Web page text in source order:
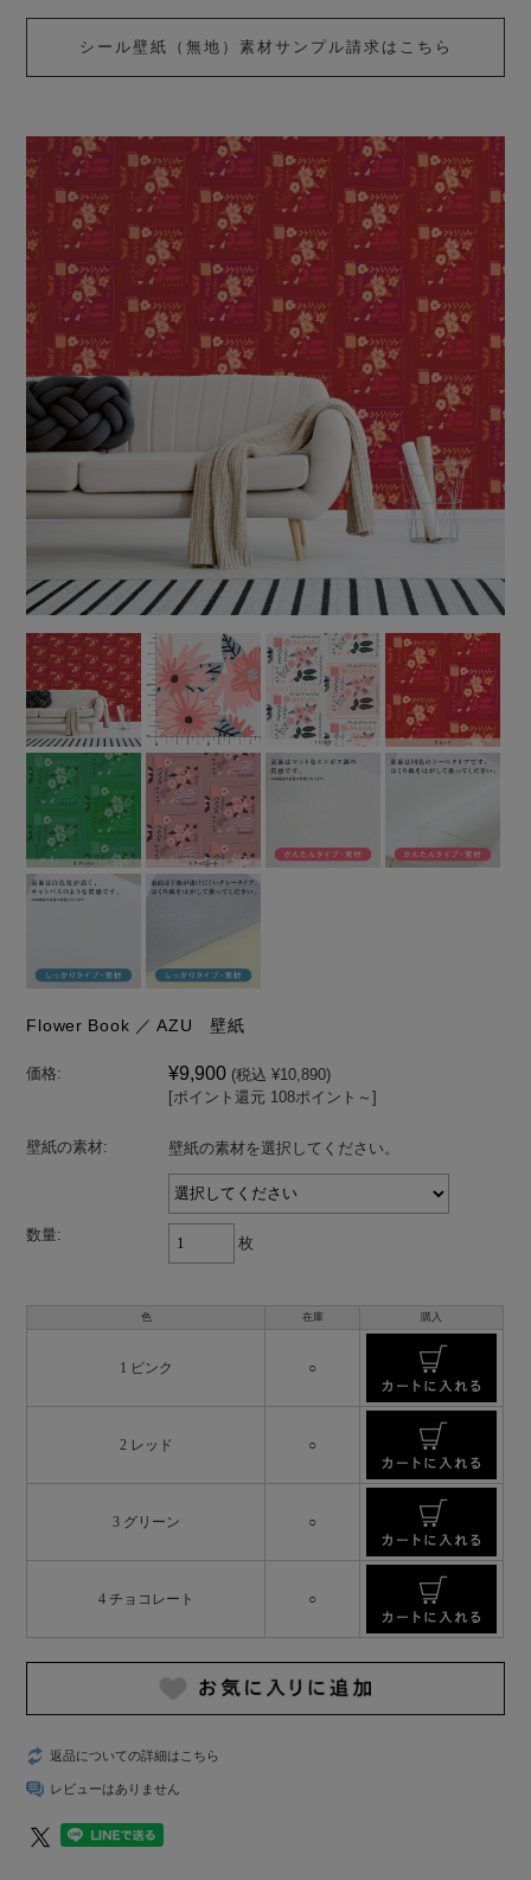
シール壁紙（無地）素材サンプル請求はこちら
Flower Book ／ AZU 壁紙
価格: ¥9,900 (税込 ¥10,890)
[ポイント還元 108ポイント～]
壁紙の素材: 壁紙の素材を選択してください。
数量: 枚
色 在庫 購入
1 ピンク ○
2 レッド ○
3 グリーン ○
4 チョコレート ○
返品についての詳細はこちら
レビューはありません